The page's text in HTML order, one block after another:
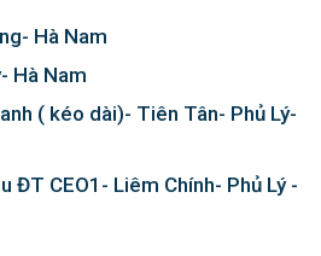
Hà Nam
Hà Nam
( kéo dài)- Tiên Tân- Phủ Lý-
ĐT CEO1- Liêm Chính- Phủ Lý -